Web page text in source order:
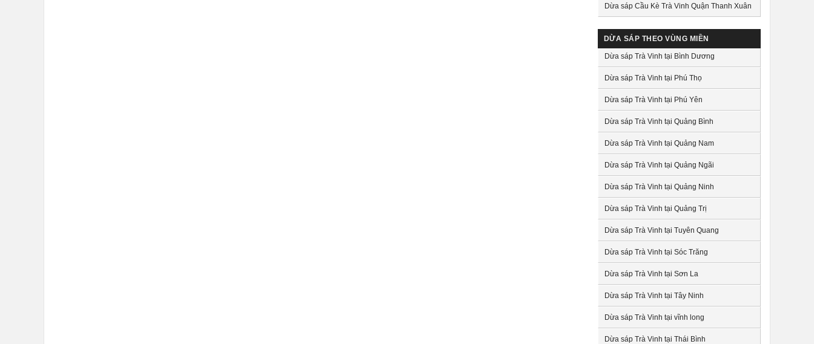
Dừa sáp Cầu Kè Trà Vinh Quận Thanh Xuân
DỪA SÁP THEO VÙNG MIỀN
Dừa sáp Trà Vinh tại Bình Dương
Dừa sáp Trà Vinh tại Phú Thọ
Dừa sáp Trà Vinh tại Phú Yên
Dừa sáp Trà Vinh tại Quảng Bình
Dừa sáp Trà Vinh tại Quảng Nam
Dừa sáp Trà Vinh tại Quảng Ngãi
Dừa sáp Trà Vinh tại Quảng Ninh
Dừa sáp Trà Vinh tại Quảng Trị
Dừa sáp Trà Vinh tại Tuyên Quang
Dừa sáp Trà Vinh tại Sóc Trăng
Dừa sáp Trà Vinh tại Sơn La
Dừa sáp Trà Vinh tại Tây Ninh
Dừa sáp Trà Vinh tại vĩnh long
Dừa sáp Trà Vinh tại Thái Bình